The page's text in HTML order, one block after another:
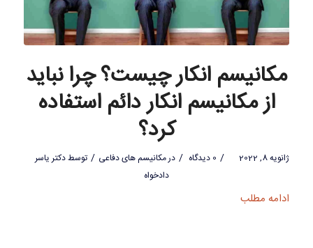
مکانیسم انکار چیست؟ چرا نباید
از مکانیسم انکار دائم استفاده
کرد؟
ژانویه 8, 2022 / 0 دیدگاه / درمکانیسم های دفاعی / توسطدکتر یاسر
دادخواه
ادامه مطلب